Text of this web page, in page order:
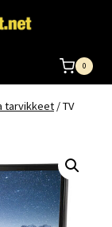
0
tarvikkeet /TV